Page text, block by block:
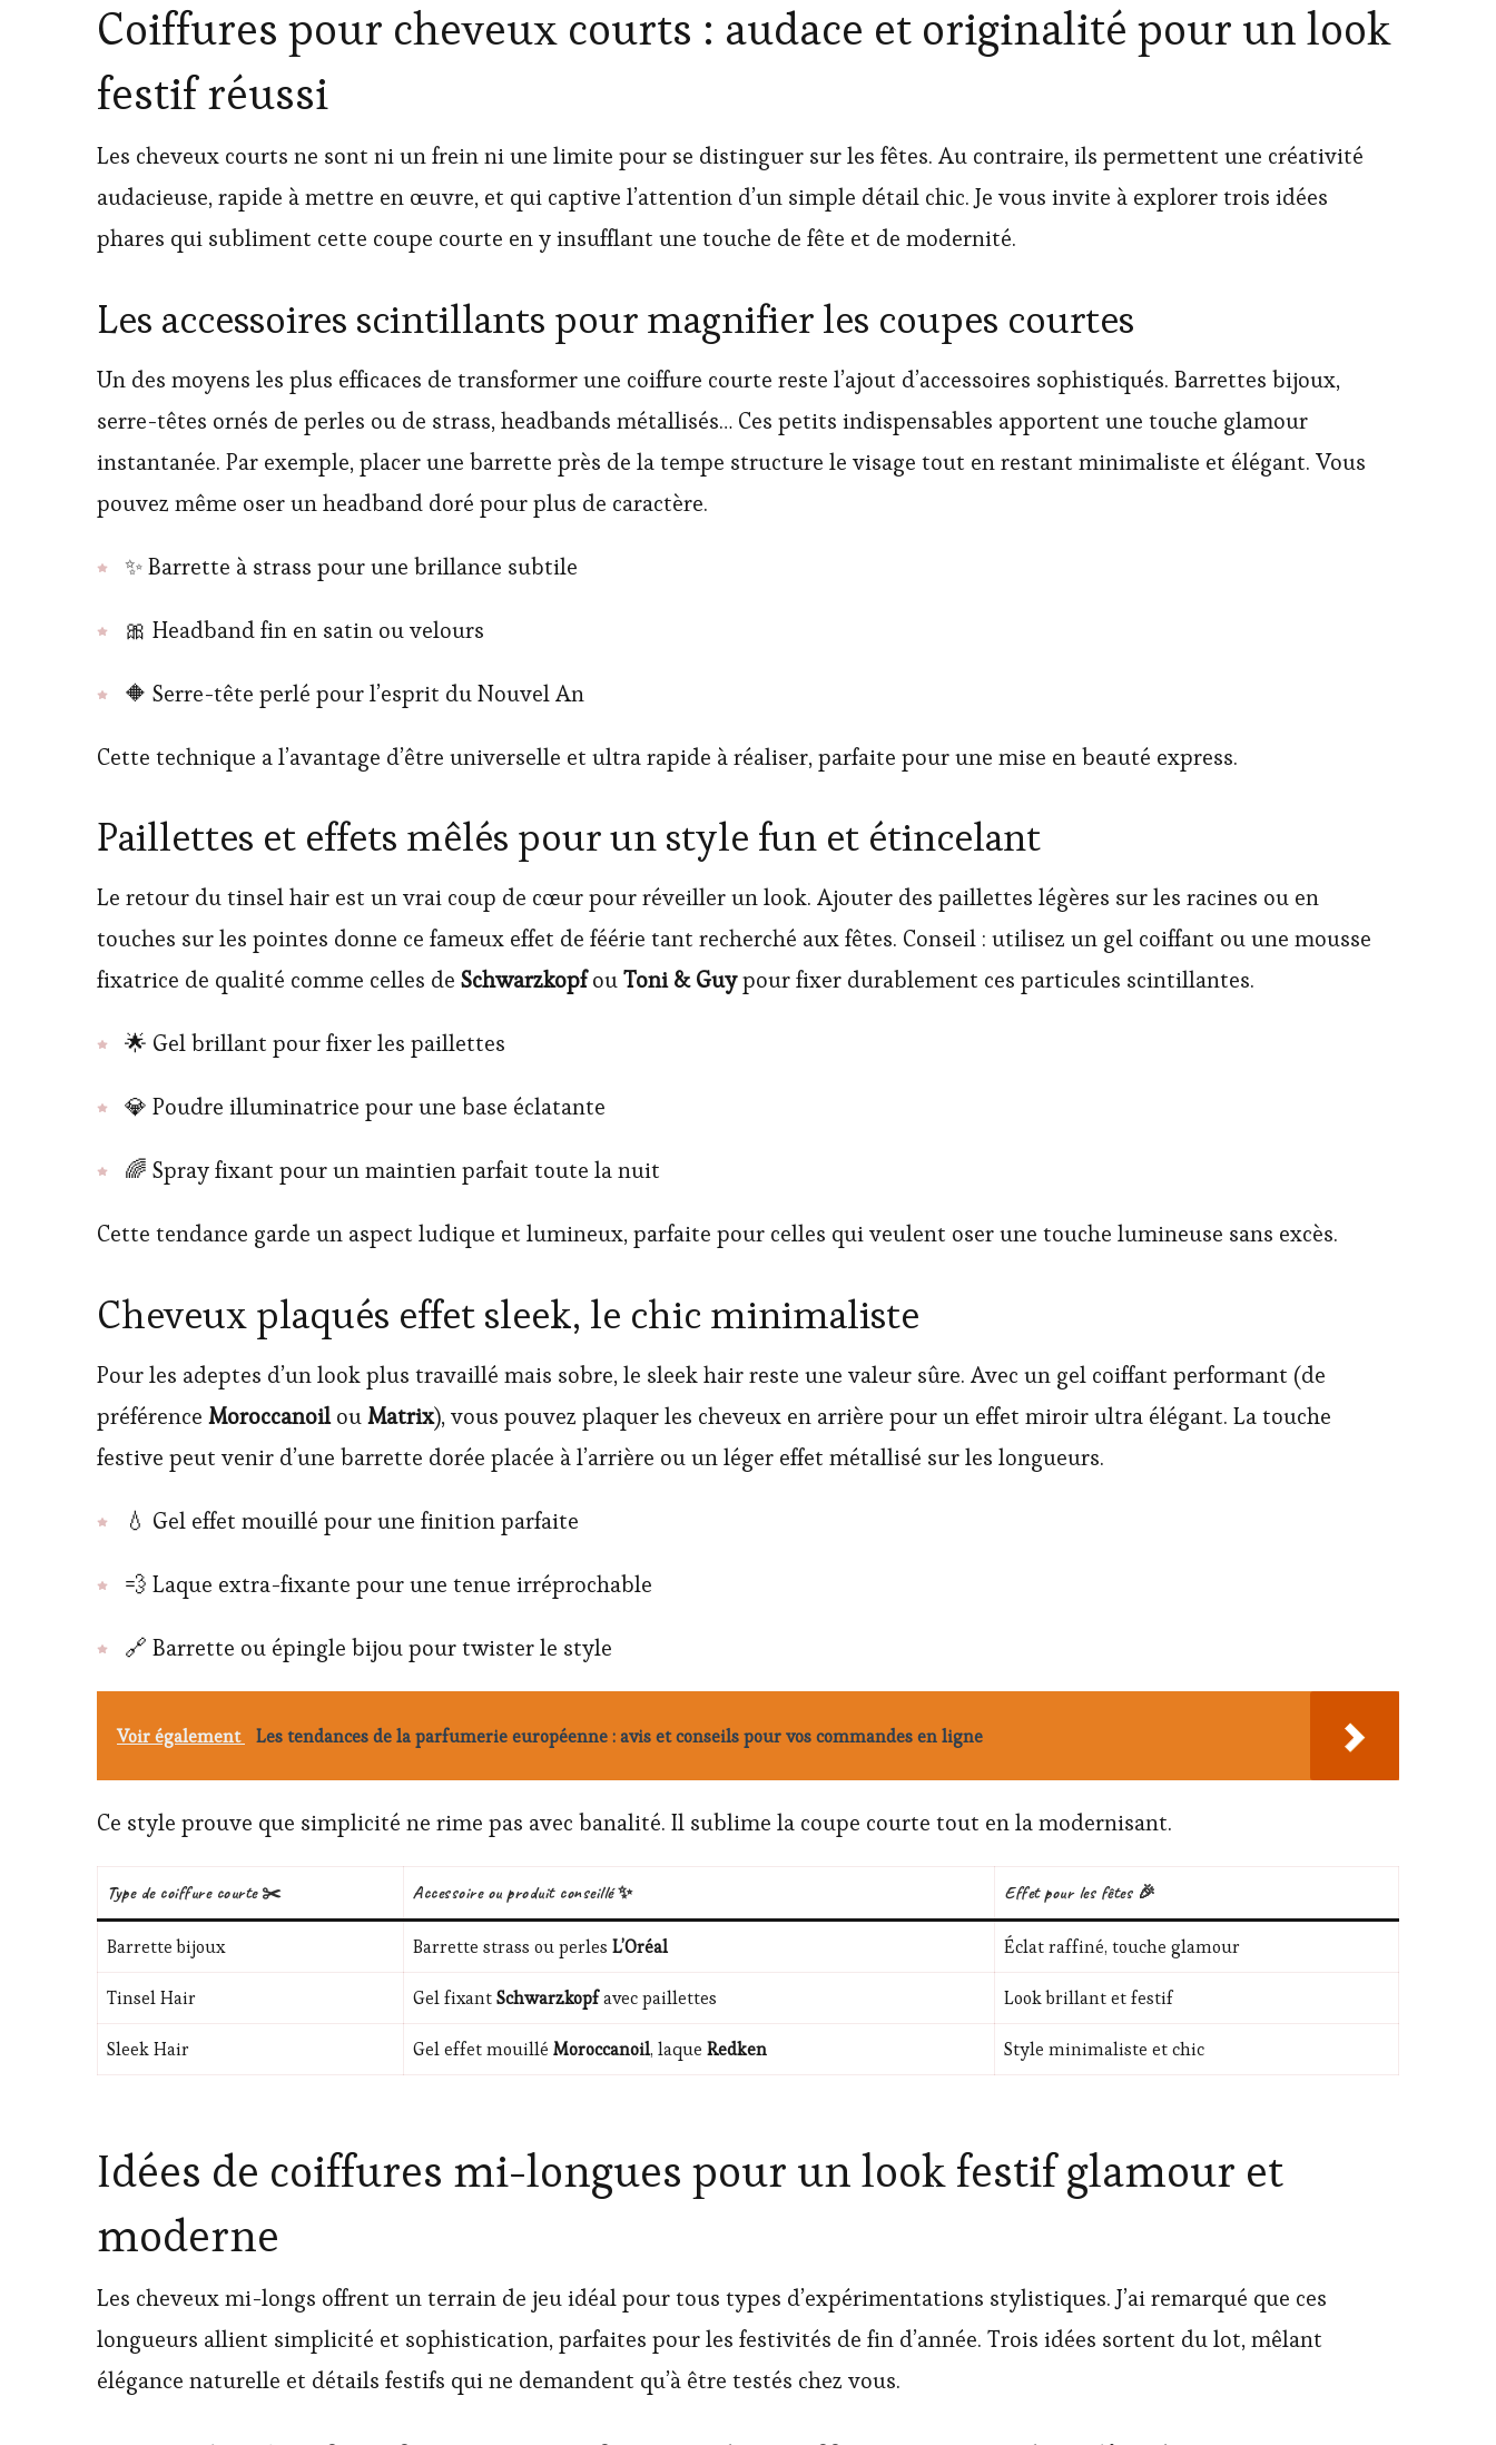
Coiffures pour cheveux courts : audace et originalité pour un look
festif réussi
Les cheveux courts ne sont ni un frein ni une limite pour se distinguer sur les fêtes. Au contraire, ils permettent une créativité
audacieuse, rapide à mettre en œuvre, et qui captive l’attention d’un simple détail chic. Je vous invite à explorer trois idées
phares qui subliment cette coupe courte en y insufflant une touche de fête et de modernité.
Les accessoires scintillants pour magnifier les coupes courtes
Un des moyens les plus efficaces de transformer une coiffure courte reste l’ajout d’accessoires sophistiqués. Barrettes bijoux,
serre-têtes ornés de perles ou de strass, headbands métallisés… Ces petits indispensables apportent une touche glamour
instantanée. Par exemple, placer une barrette près de la tempe structure le visage tout en restant minimaliste et élégant. Vous
pouvez même oser un headband doré pour plus de caractère.
✨ Barrette à strass pour une brillance subtile
🎀 Headband fin en satin ou velours
🔶 Serre-tête perlé pour l’esprit du Nouvel An
Cette technique a l’avantage d’être universelle et ultra rapide à réaliser, parfaite pour une mise en beauté express.
Paillettes et effets mêlés pour un style fun et étincelant
Le retour du tinsel hair est un vrai coup de cœur pour réveiller un look. Ajouter des paillettes légères sur les racines ou en
touches sur les pointes donne ce fameux effet de féérie tant recherché aux fêtes. Conseil : utilisez un gel coiffant ou une mousse
fixatrice de qualité comme celles de SchwarzkopfouToni & Guypour fixer durablement ces particules scintillantes.
🌟 Gel brillant pour fixer les paillettes
💎 Poudre illuminatrice pour une base éclatante
🌈 Spray fixant pour un maintien parfait toute la nuit
Cette tendance garde un aspect ludique et lumineux, parfaite pour celles qui veulent oser une touche lumineuse sans excès.
Cheveux plaqués effet sleek, le chic minimaliste
Pour les adeptes d’un look plus travaillé mais sobre, le sleek hair reste une valeur sûre. Avec un gel coiffant performant (de
préférence MoroccanoilouMatrix), vous pouvez plaquer les cheveux en arrière pour un effet miroir ultra élégant. La touche
festive peut venir d’une barrette dorée placée à l’arrière ou un léger effet métallisé sur les longueurs.
💧 Gel effet mouillé pour une finition parfaite
💨 Laque extra-fixante pour une tenue irréprochable
🔗 Barrette ou épingle bijou pour twister le style
Voir également Les tendances de la parfumerie européenne : avis et conseils pour vos commandes en ligne
Ce style prouve que simplicité ne rime pas avec banalité. Il sublime la coupe courte tout en la modernisant.
Type de coiffure courte ✂️ Accessoire ou produit conseillé ✨ Effet pour les fêtes 🎉
Barrette bijoux Barrette strass ou perles L’Oréal Éclat raffiné, touche glamour
Tinsel Hair Gel fixantSchwarzkopfavec paillettes Look brillant et festif
Sleek Hair Gel effet mouillé Moroccanoil, laque Redken Style minimaliste et chic
Idées de coiffures mi-longues pour un look festif glamour et
moderne
Les cheveux mi-longs offrent un terrain de jeu idéal pour tous types d’expérimentations stylistiques. J’ai remarqué que ces
longueurs allient simplicité et sophistication, parfaites pour les festivités de fin d’année. Trois idées sortent du lot, mêlant
élégance naturelle et détails festifs qui ne demandent qu’à être testés chez vous.